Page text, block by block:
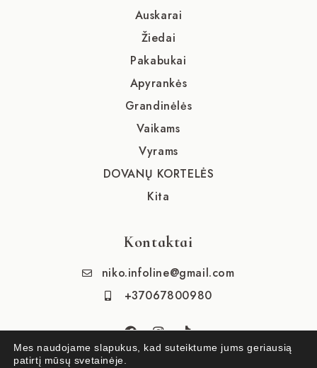
Auskarai
Žiedai
Pakabukai
Apyrankės
Grandinėlės
Vaikams
Vyrams
DOVANŲ KORTELĖS
Kita
Kontaktai
niko.infoline@gmail.com
+37067800980
Mes naudojame slapukus, kad suteiktume jums geriausią
patirtį mūsų svetainėje.